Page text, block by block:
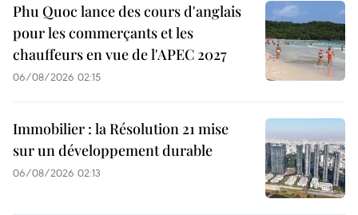
Phu Quoc lance des cours d'anglais
pour les commerçants et les
chauffeurs en vue de l'APEC 2027
06/08/2026 02:15
Immobilier : la Résolution 21 mise
sur un développement durable
06/08/2026 02:13